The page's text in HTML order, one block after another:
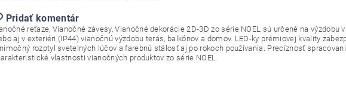
Pridať komentár
reťaze, Vianočné závesy, Vianočné dekorácie 2D-3D zo série NOEL sú určené na
aj v exteriéri (IP44) vianočnú výzdobu terás, balkónov a domov. LED-ky prémiovej kvality
rozptyl svetelných lúčov a farebnú stálosť aj po rokoch používania. Precíznosť
vlastnosti vianočných produktov zo série NOEL